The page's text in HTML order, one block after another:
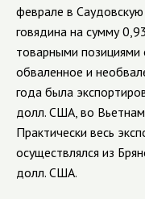
феврале в
говядина на сумму
товарными
обваленное и
года была
долл. США, во
Практически весь
осуществлялся из
долл. США.